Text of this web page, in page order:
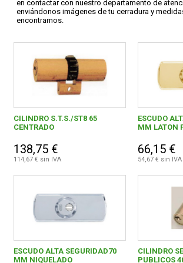
Cerrajeria 1299
Cables y cadenas
Candados
Cerraduras 648
Antigüedades 11
Herramientas de Corte
Alambre, muelles y sirgas
Cuerdas y cintas 349
en contactar con nuestro departamento de
enviándonos imágenes de tu cerradura y
encontramos.
CILINDRO S.T.S./ST8 65
CENTRADO
138,75 €
114,67 € sin IVA
ESCUDO
MM LATON
66,15 €
54,67 € sin IVA
ESCUDO ALTA SEGURIDAD70
MM NIQUELADO
CILINDRO
PUBLICOS
DESPIECE
CATÁLOGOS
GUÍAS
DEVOLUCIONES
FORMAS DE